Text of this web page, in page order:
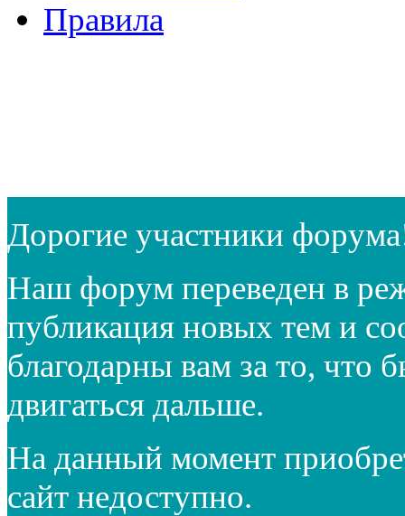
Правила
Дорогие участники
Наш форум переведен в
публикация новых тем и
благодарны вам за то, что
двигаться дальше.
На данный момент
сайт недоступно.